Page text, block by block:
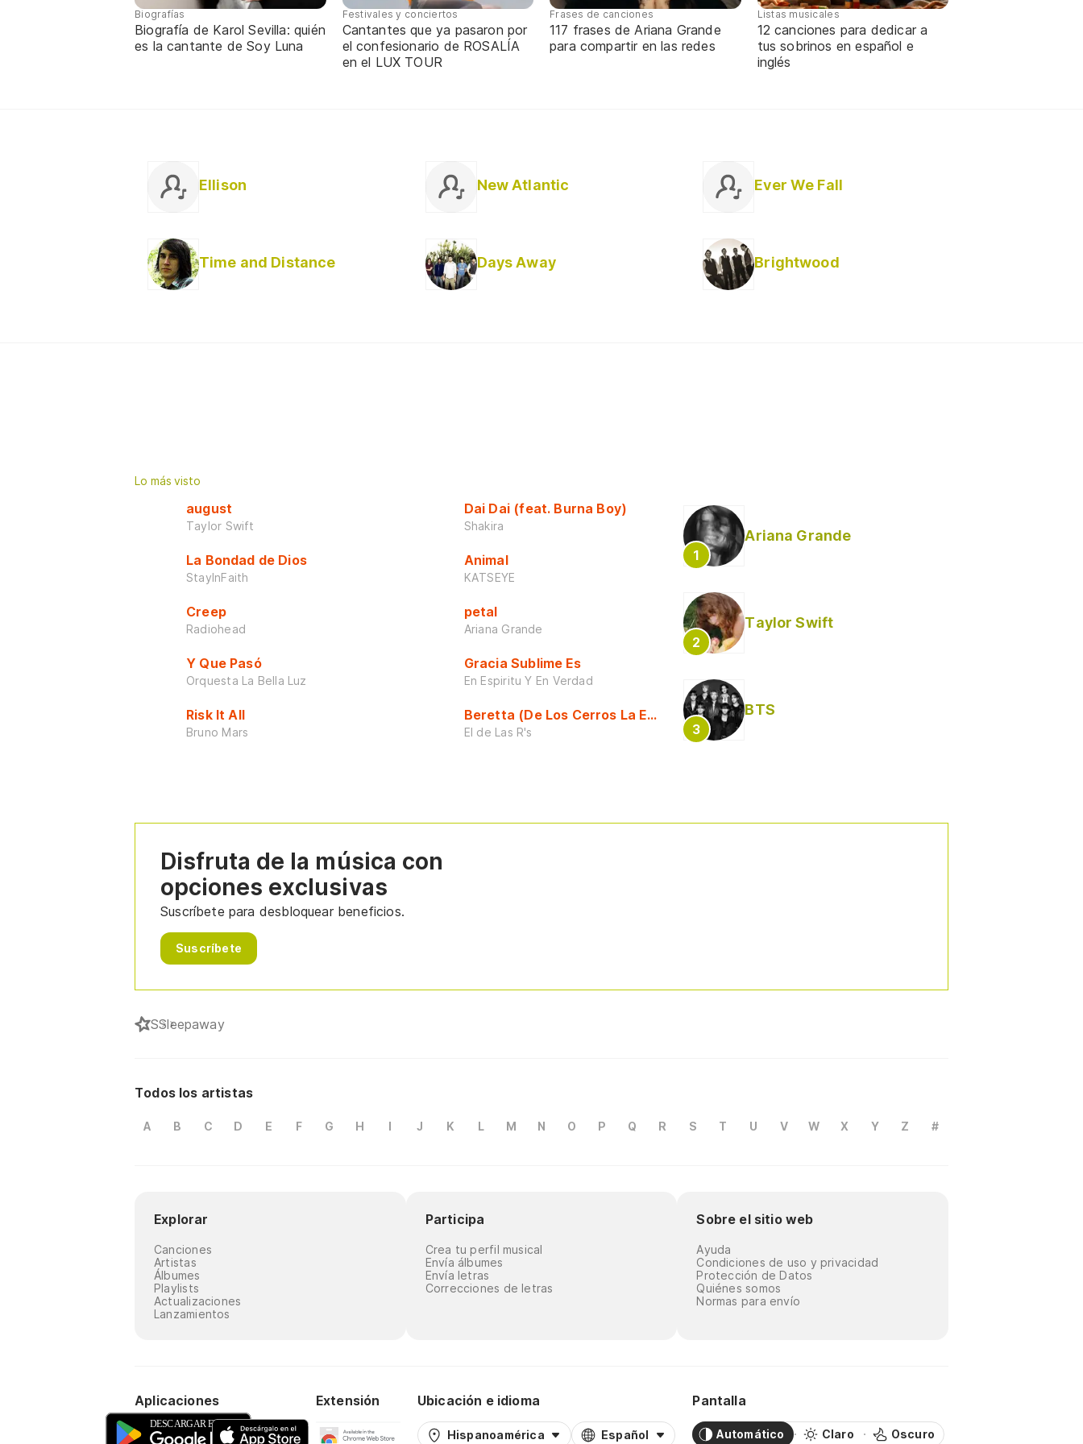
Biografías
Biografía de Karol Sevilla: quién
es la cantante de Soy Luna
Festivales y conciertos
Cantantes que ya pasaron por
el confesionario de ROSALÍA
en el LUX TOUR
Frases de canciones
117 frases de Ariana Grande
para compartir en las redes
Listas musicales
12 canciones para dedicar a
tus sobrinos en español e
inglés
Ellison New Atlantic Ever We Fall
Time and Distance Days Away Brightwood
Lo más visto
august
Taylor Swift
La Bondad de Dios
StayInFaith
Creep
Radiohead
Y Que Pasó
Orquesta La Bella Luz
Risk It All
Bruno Mars
Dai Dai (feat. Burna Boy)
Shakira
Animal
KATSEYE
petal
Ariana Grande
Gracia Sublime Es
En Espiritu Y En Verdad
Beretta (De Los Cerros La Escuela)
El de Las R's
Ariana Grande
Taylor Swift
BTS
Disfruta de la música con
opciones exclusivas
Suscríbete para desbloquear beneficios.
Suscríbete
SSleepaway
Todos los artistas
A B C D E F G H I J K L M N O P Q R S T U V W X Y Z #
Explorar
Canciones
Artistas
Álbumes
Playlists
Actualizaciones
Lanzamientos
Participa
Crea tu perfil musical
Envía álbumes
Envía letras
Correcciones de letras
Sobre el sitio web
Ayuda
Condiciones de uso y privacidad
Protección de Datos
Quiénes somos
Normas para envío
Aplicaciones Extensión Ubicación e idioma
Hispanoamérica Español
Pantalla
Automático Claro Oscuro